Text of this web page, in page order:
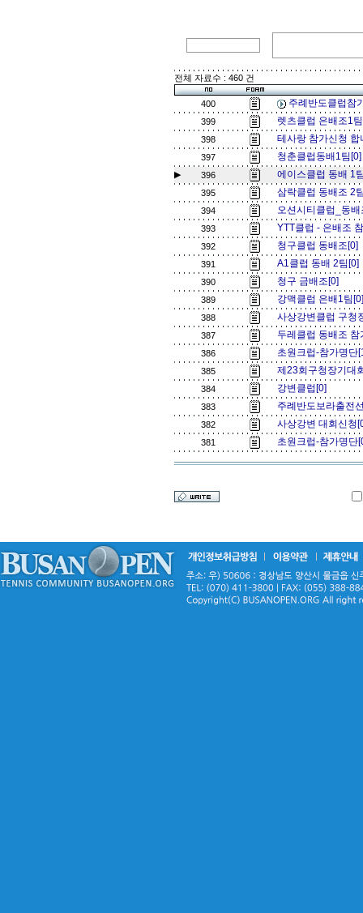
전체 자료수 : 460 건
400 주례반도클럽참
399 렛츠클럽 은배조1
398 테사랑 참가신청
397 청춘클럽동배1팀
▶ 396 에이스클럽 동배 1
395 삼락클럽 동배조 2
394 오션시티클럽_동
393 YTT클럽 - 은배조
392 청구클럽 동배조[0]
391 A1클럽 동배 2팀[0]
390 청구 금배조[0]
389 강맥클럽 은배1팀
388 사상강변클럽 구
387 두레클럽 동배조
386 초원크럽-참가명
385 제23회구청장기대
384 강변클럽[0]
383 주례반도보라출전
382 사상강변 대회신
381 초원크럽-참가명